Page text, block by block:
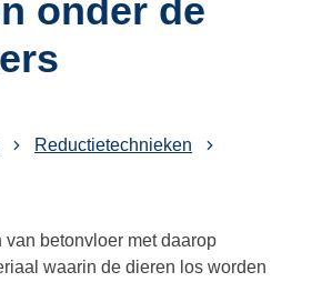
onder de
Reductietechnieken
van betonvloer met daarop
waarin de dieren los worden